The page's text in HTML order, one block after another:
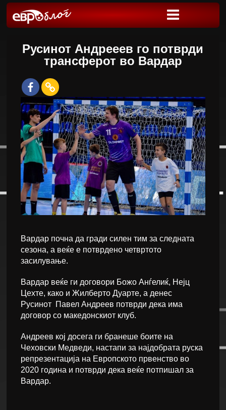
Русинот Андрееев го потврди
трансферот во Вардар
Вардар почна да гради силен тим за следната
сезона, а веќе е потврдено четвртото
засилување.
Вардар веќе ги договори Божо Анѓелиќ, Нејц
Цехте, како и Жилберто Дуарте, а денес
Русинот Павел Андреев потврди дека има
договор со македонскиот клуб.
Андреев кој досега ги бранеше боите на
Чеховски Медведи, настапи за најдобрата руска
репрезентација на Европското првенство во
2020 година и потврди дека веќе потпишал за
Вардар.